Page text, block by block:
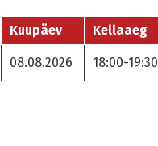
Kuupäev Kellaaeg
08.08.2026 18:00-19:30